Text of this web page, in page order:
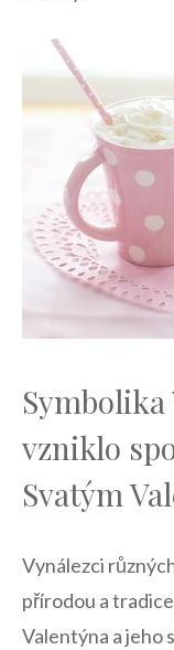
vzniklo
Svatým
Vynálezci
přírodou a
Valentýna a jeho